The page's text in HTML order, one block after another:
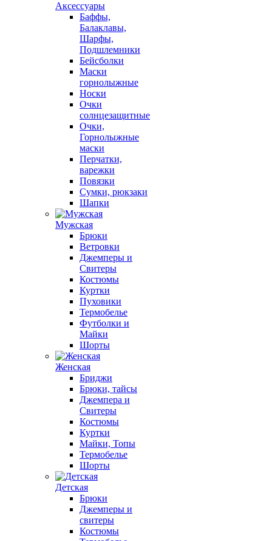
Аксессуары
Баффы,
Балаклавы,
Шарфы,
Подшлемники
Бейсболки
Маски
горнолыжные
Носки
Очки
солнцезащитные
Очки,
Горнолыжные
маски
Перчатки,
варежки
Повязки
Сумки, рюкзаки
Шапки
Мужская
Брюки
Ветровки
Джемперы и
Свитеры
Костюмы
Куртки
Пуховики
Термобелье
Футболки и
Майки
Шорты
Женская
Бриджи
Брюки, тайсы
Джемпера и
Свитеры
Костюмы
Куртки
Майки, Топы
Термобелье
Шорты
Детская
Брюки
Джемперы и
свитеры
Костюмы